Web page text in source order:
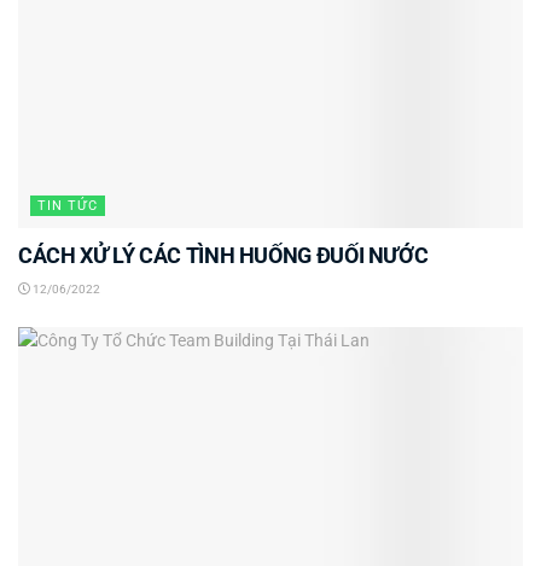
TIN TỨC
CÁCH XỬ LÝ CÁC TÌNH HUỐNG ĐUỐI NƯỚC
12/06/2022